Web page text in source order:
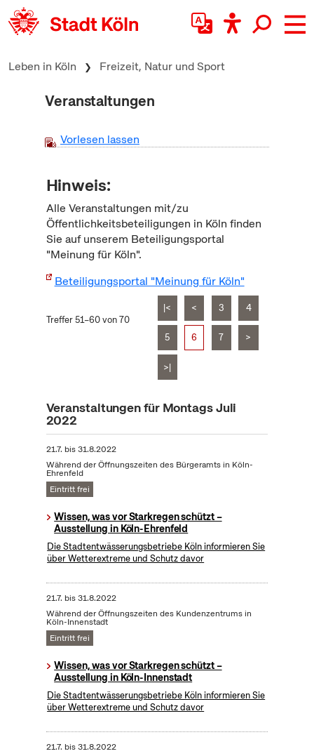
zum Inhalt springen
Leben in Köln Freizeit, Natur und Sport
Veranstaltungen
Vorlesen lassen
Hinweis:
Alle Veranstaltungen mit/zu
Öffentlichkeitsbeteiligungen in Köln finden
Sie auf unserem Beteiligungsportal
"Meinung für Köln".
Beteiligungsportal "Meinung für Köln"
Treffer 51–60 von 70
|< < 3 4
5 6 7 >
>|
Veranstaltungen für Montags Juli
2022
21.7. bis31.8.2022
Während der Öffnungszeiten des Bürgeramts in Köln-
Ehrenfeld
Eintritt frei
Wissen, was vor Starkregen schützt –
Ausstellung in Köln-Ehrenfeld
Die Stadtentwässerungsbetriebe Köln informieren Sie
über Wetterextreme und Schutz davor
21.7. bis31.8.2022
Während der Öffnungszeiten des Kundenzentrums in
Köln-Innenstadt
Eintritt frei
Wissen, was vor Starkregen schützt –
Ausstellung in Köln-Innenstadt
Die Stadtentwässerungsbetriebe Köln informieren Sie
über Wetterextreme und Schutz davor
21.7. bis31.8.2022